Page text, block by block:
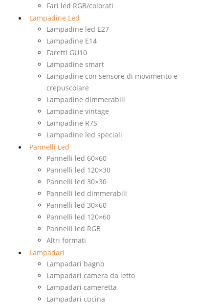
Fari led RGB/colorati
Lampadine Led
Lampadine led E27
Lampadine E14
Faretti GU10
Lampadine smart
Lampadine con sensore di movimento e
crepuscolare
Lampadine dimmerabili
Lampadine vintage
Lampadine R7S
Lampadine led speciali
Pannelli Led
Pannelli led 60×60
Pannelli led 120×30
Pannelli led 30×30
Pannelli led dimmerabili
Pannelli led 30×60
Pannelli led 120×60
Pannelli led RGB
Altri formati
Lampadari
Lampadari bagno
Lampadari camera da letto
Lampadari cameretta
Lampadari cucina